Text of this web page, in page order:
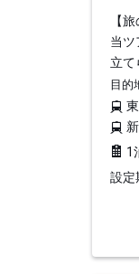
【
当ツ
立て
目的
1
設